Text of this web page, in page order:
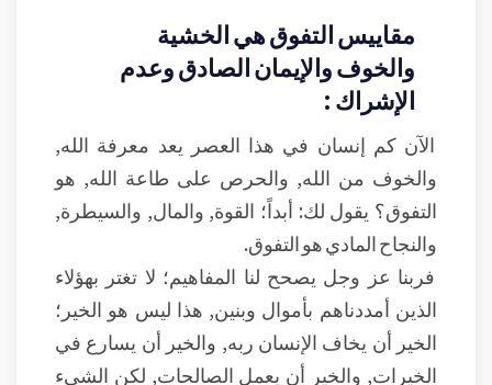
مقاييس التفوق هي الخشية
والخوف والإيمان الصادق وعدم
الإشراك :
الآن كم إنسان في هذا العصر يعد معرفة الله,
والخوف من الله, والحرص على طاعة الله, هو
التفوق؟ يقول لك: أبداً؛ القوة, والمال, والسيطرة,
والنجاح المادي هو التفوق.
فربنا عز وجل يصحح لنا المفاهيم؛ لا تغتر بهؤلاء
الذين أمددناهم بأموال وبنين, هذا ليس هو الخير؛
الخير أن يخاف الإنسان ربه, والخير أن يسارع في
الخيرات, والخير أن يعمل الصالحات, لكن الشيء